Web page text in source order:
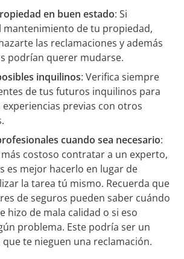
en buen estado: Si
mantenimiento de tu propiedad,
las reclamaciones y además
podrían querer mudarse.
inquilinos: Verifica siempre
de tus futuros inquilinos para
experiencias previas con otros
cuando sea necesario:
costoso contratar a un experto,
es mejor hacerlo en lugar de
la tarea tú mismo. Recuerda que
de seguros pueden saber cuándo
hizo de mala calidad o si eso
problema. Este podría ser un
te nieguen una reclamación.